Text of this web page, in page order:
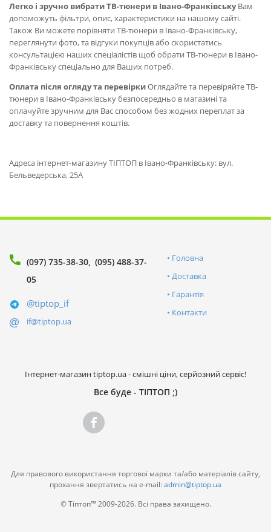
Легко і зручно вибрати ТВ-тюнери в Івано-ФранківськуВам
допоможуть фільтри, опис, характеристики на нашому сайті.
Також Ви можете порівняти ТВ-тюнери в Івано-Франківську,
переглянути фото, та відгуки покупців або скористатись
консультацією наших спеціалістів щоб обрати ТВ-тюнери в Івано-
Франківську спеціально для Ваших потреб.
Оплата після огляду та перевіркиОглядайте та перевіряйте ТВ-
тюнери в Івано-Франківську безпосередньо в магазині та
оплачуйте зручним для Вас способом без жодних переплат за
доставку та повернення коштів.
Адреса інтернет-магазину ТІПТОП в Івано-Франківську: вул.
Бельведерська, 25А
(097) 735-38-30 (095) 488-37-
05
@tiptop_if
if@tiptop.ua
Головна
Доставка
Гарантія
Контакти
Інтернет-магазин tiptop.ua - смішні ціни, серйозний сервіс!
Все буде - ТІПТОП ;)
Для правового використання торгової марки та/або матеріалів сайту,
прохання звертатись на e-mail:admin@tiptop.ua
© Тіптоп™ 2009-2026. Всі права захищено.